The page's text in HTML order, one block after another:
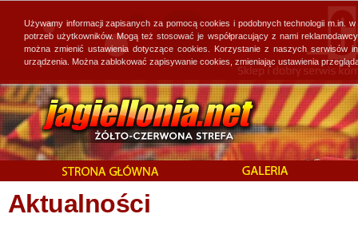
Aktualności
Używamy informacji zapisanych za pomocą cookies i podobnych technologii
potrzeb użytkowników. Mogą też stosować je współpracujący z nami
można zmienić ustawienia dotyczące cookies. Korzystanie z naszych
urządzenia. Można zablokować zapisywanie cookies, zmieniając ustawienia